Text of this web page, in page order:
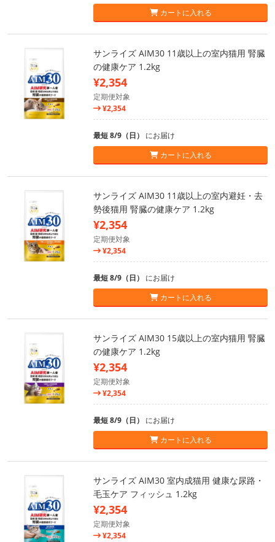
カートに入れる
サンライズ AIM30 11歳以上の室内猫用 腎臓
の健康ケア 1.2kg
¥2,354
定期便対象
¥2,354
最短 8/9（日） にお届け
カートに入れる
サンライズ AIM30 11歳以上の室内避妊・去
勢後猫用 腎臓の健康ケア 1.2kg
¥2,354
定期便対象
¥2,354
最短 8/9（日） にお届け
カートに入れる
サンライズ AIM30 15歳以上の室内猫用 腎臓
の健康ケア 1.2kg
¥2,354
定期便対象
¥2,354
最短 8/9（日） にお届け
カートに入れる
サンライズ AIM30 室内成猫用 健康な尿路・
毛玉ケア フィッシュ 1.2kg
¥2,354
定期便対象
¥2,354